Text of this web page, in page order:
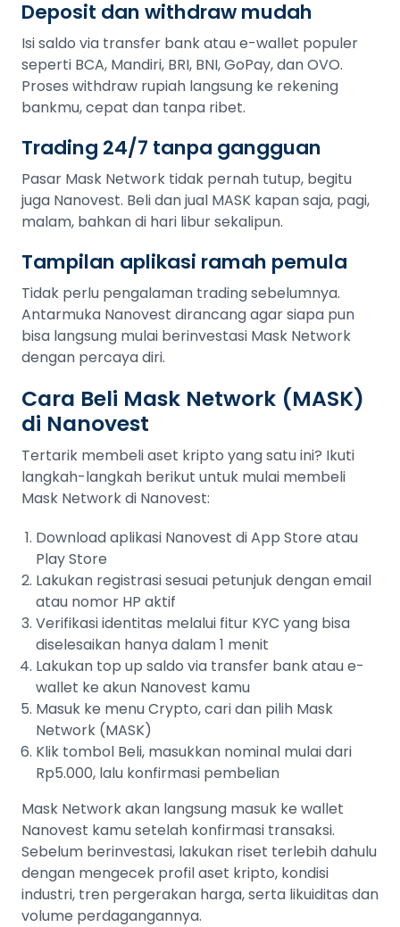
Deposit dan withdraw mudah
Isi saldo via transfer bank atau e-wallet populer
seperti BCA, Mandiri, BRI, BNI, GoPay, dan OVO.
Proses withdraw rupiah langsung ke rekening
bankmu, cepat dan tanpa ribet.
Trading 24/7 tanpa gangguan
Pasar Mask Network tidak pernah tutup, begitu
juga Nanovest. Beli dan jual MASK kapan saja, pagi,
malam, bahkan di hari libur sekalipun.
Tampilan aplikasi ramah pemula
Tidak perlu pengalaman trading sebelumnya.
Antarmuka Nanovest dirancang agar siapa pun
bisa langsung mulai berinvestasi Mask Network
dengan percaya diri.
Cara Beli Mask Network (MASK)
di Nanovest
Tertarik membeli aset kripto yang satu ini? Ikuti
langkah-langkah berikut untuk mulai membeli
Mask Network di Nanovest:
Download aplikasi Nanovest di App Store atau
Play Store
Lakukan registrasi sesuai petunjuk dengan email
atau nomor HP aktif
Verifikasi identitas melalui fitur KYC yang bisa
diselesaikan hanya dalam 1 menit
Lakukan top up saldo via transfer bank atau e-
wallet ke akun Nanovest kamu
Masuk ke menu Crypto, cari dan pilih Mask
Network (MASK)
Klik tombol Beli, masukkan nominal mulai dari
Rp5.000, lalu konfirmasi pembelian
Mask Network akan langsung masuk ke wallet
Nanovest kamu setelah konfirmasi transaksi.
Sebelum berinvestasi, lakukan riset terlebih dahulu
dengan mengecek profil aset kripto, kondisi
industri, tren pergerakan harga, serta likuiditas dan
volume perdagangannya.